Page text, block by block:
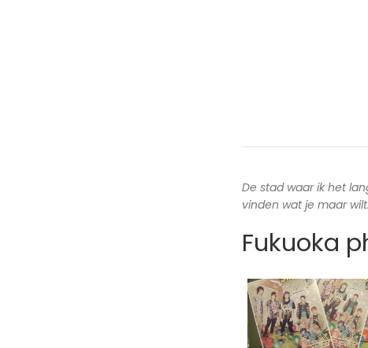
De stad waar ik het
vinden wat je maar
Fukuoka